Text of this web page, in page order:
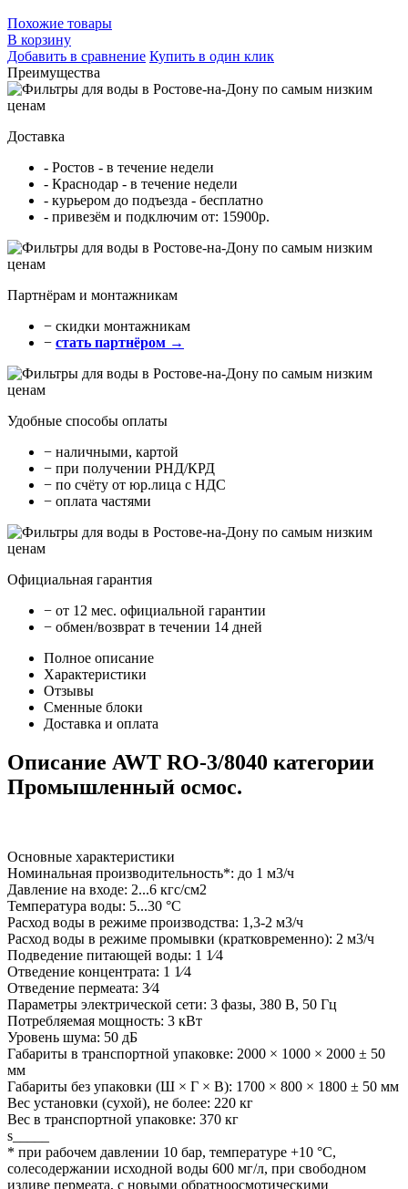
Похожие товары
В корзину
Добавить в сравнение Купить в один клик
Преимущества
Доставка
- Ростов - в течение недели
- Краснодар - в течение недели
- курьером до подъезда - бесплатно
- привезём и подключим от: 15900р.
Партнёрам и монтажникам
− cкидки монтажникам
− стать партнёром →
Удобные способы оплаты
− наличными, картой
− при получении РНД/КРД
− по счёту от юр.лица с НДС
− оплата частями
Официальная гарантия
− от 12 мес. официальной гарантии
− обмен/возврат в течении 14 дней
Полное описание
Характеристики
Отзывы
Сменные блоки
Доставка и оплата
Описание AWT RO-3/8040 категории
Промышленный осмос.
Основные характеристики
Номинальная производительность*: до 1 м3/ч
Давление на входе: 2...6 кгс/см2
Температура воды: 5...30 °C
Расход воды в режиме производства: 1,3-2 м3/ч
Расход воды в режиме промывки (кратковременно): 2 м3/ч
Подведение питающей воды: 1 1⁄4
Отведение концентрата: 1 1⁄4
Отведение пермеата: 3⁄4
Параметры электрической сети: 3 фазы, 380 В, 50 Гц
Потребляемая мощность: 3 кВт
Уровень шума: 50 дБ
Габариты в транспортной упаковке: 2000 × 1000 × 2000 ± 50
мм
Габариты без упаковки (Ш × Г × В): 1700 × 800 × 1800 ± 50 мм
Вес установки (сухой), не более: 220 кг
Вес в транспортной упаковке: 370 кг
s_____
* при рабочем давлении 10 бар, температуре +10 °С,
солесодержании исходной воды 600 мг/л, при свободном
изливе пермеата, с новыми обратноосмотическими